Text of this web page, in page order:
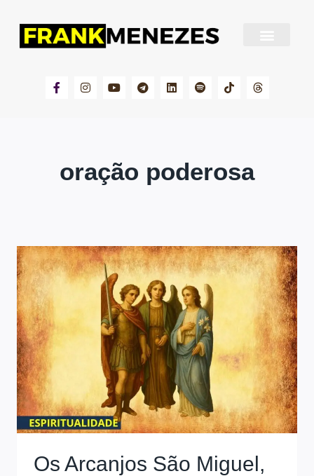
oração poderosa
Os Arcanjos São Miguel,